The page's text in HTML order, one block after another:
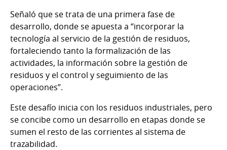
Señaló que se trata de una primera fase de
desarrollo, donde se apuesta a “incorporar la
tecnología al servicio de la gestión de residuos,
fortaleciendo tanto la formalización de las
actividades, la información sobre la gestión de
residuos y el control y seguimiento de las
operaciones”.
Este desafío inicia con los residuos industriales, pero
se concibe como un desarrollo en etapas donde se
sumen el resto de las corrientes al sistema de
trazabilidad.